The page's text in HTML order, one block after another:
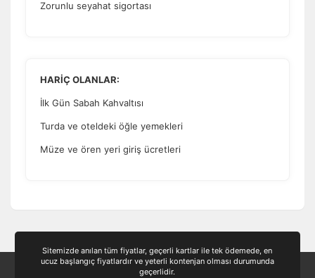
Zorunlu seyahat sigortası
HARİÇ OLANLAR:
İlk Gün Sabah Kahvaltısı
Turda ve oteldeki öğle yemekleri
Müze ve ören yeri giriş ücretleri
Sitemizde anılan tüm fiyatlar, geçerli kartlar ile tek ödemede, en
ucuz başlangıç fiyatlardır ve yeterli kontenjan olması durumunda
geçerlidir.